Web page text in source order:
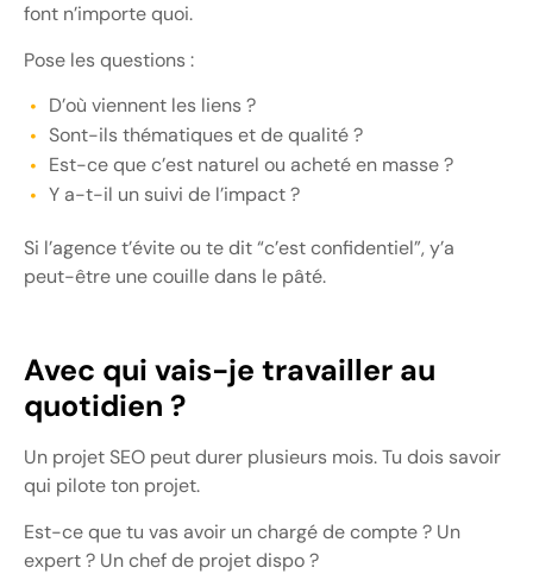
font n’importe quoi.
Pose les questions :
D’où viennent les liens ?
Sont-ils thématiques et de qualité ?
Est-ce que c’est naturel ou acheté en masse ?
Y a-t-il un suivi de l’impact ?
Si l’agence t’évite ou te dit “c’est confidentiel”, y’a
peut-être une couille dans le pâté.
Avec qui vais-je travailler au
quotidien ?
Un projet SEO peut durer plusieurs mois. Tu dois savoir
qui pilote ton projet.
Est-ce que tu vas avoir un chargé de compte ? Un
expert ? Un chef de projet dispo ?